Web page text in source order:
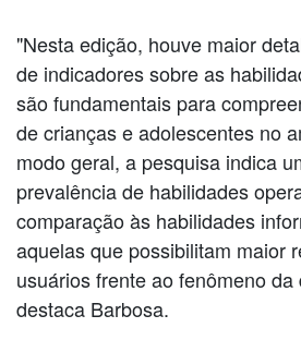
"Nesta edição, houve maior
de indicadores sobre as
são fundamentais para
de crianças e adolescentes no
modo geral, a pesquisa indica
prevalência de habilidades
comparação às habilidades
aquelas que possibilitam maior
usuários frente ao fenômeno da
destaca Barbosa.